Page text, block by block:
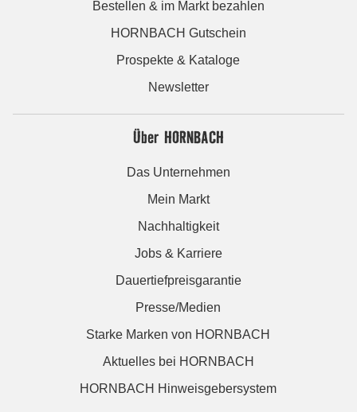
Bestellen & im Markt bezahlen
HORNBACH Gutschein
Prospekte & Kataloge
Newsletter
Über HORNBACH
Das Unternehmen
Mein Markt
Nachhaltigkeit
Jobs & Karriere
Dauertiefpreisgarantie
Presse/Medien
Starke Marken von HORNBACH
Aktuelles bei HORNBACH
HORNBACH Hinweisgebersystem